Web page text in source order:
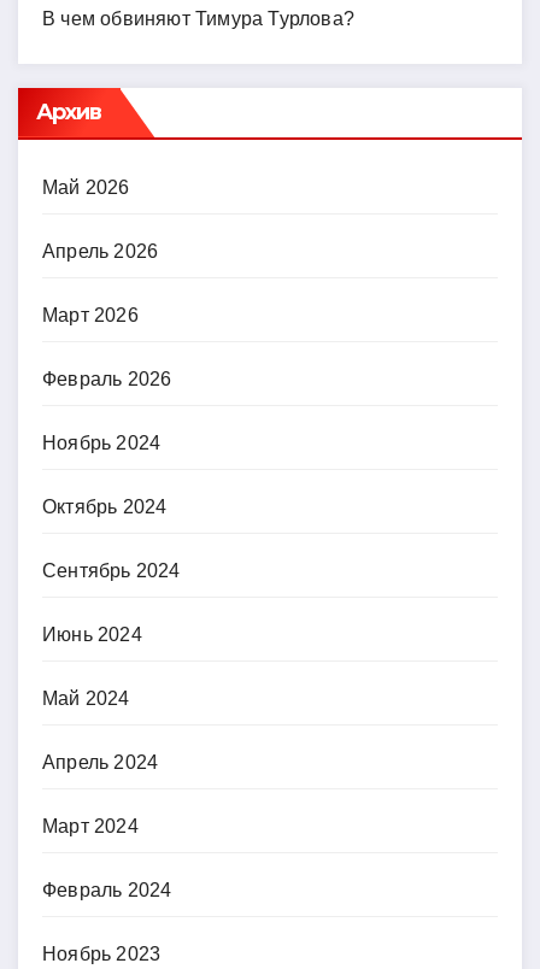
В чем обвиняют Тимура Турлова?
Архив
Май 2026
Апрель 2026
Март 2026
Февраль 2026
Ноябрь 2024
Октябрь 2024
Сентябрь 2024
Июнь 2024
Май 2024
Апрель 2024
Март 2024
Февраль 2024
Ноябрь 2023